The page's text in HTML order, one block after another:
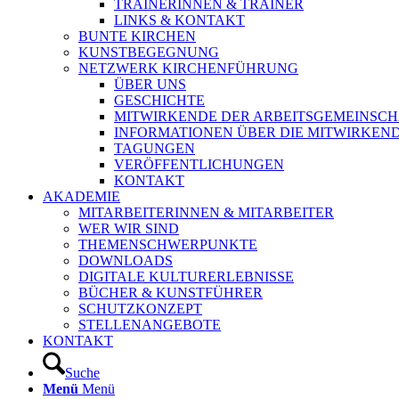
TRAINERINNEN & TRAINER
LINKS & KONTAKT
BUNTE KIRCHEN
KUNSTBEGEGNUNG
NETZWERK KIRCHENFÜHRUNG
ÜBER UNS
GESCHICHTE
MITWIRKENDE DER
INFORMATIONEN ÜBER DIE
TAGUNGEN
VERÖFFENTLICHUNGEN
KONTAKT
AKADEMIE
MITARBEITERINNEN & MITARBEITER
WER WIR SIND
THEMENSCHWERPUNKTE
DOWNLOADS
DIGITALE KULTURERLEBNISSE
BÜCHER & KUNSTFÜHRER
SCHUTZKONZEPT
STELLENANGEBOTE
KONTAKT
Suche
Menü Menü